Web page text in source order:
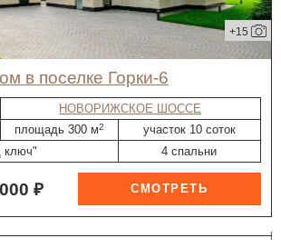
+15
дом в поселке Горки-6
НОВОРИЖСКОЕ ШОССЕ
площадь 300 м2
участок 10 соток
ключ"
4 спальни
₽